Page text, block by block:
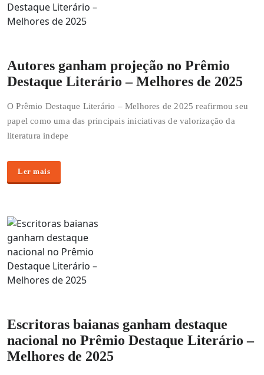
Autores ganham projeção no Prêmio
Destaque Literário – Melhores de 2025
O Prêmio Destaque Literário – Melhores de 2025 reafirmou seu
papel como uma das principais iniciativas de valorização da
literatura indepe
Ler mais
Escritoras baianas ganham destaque
nacional no Prêmio Destaque Literário –
Melhores de 2025